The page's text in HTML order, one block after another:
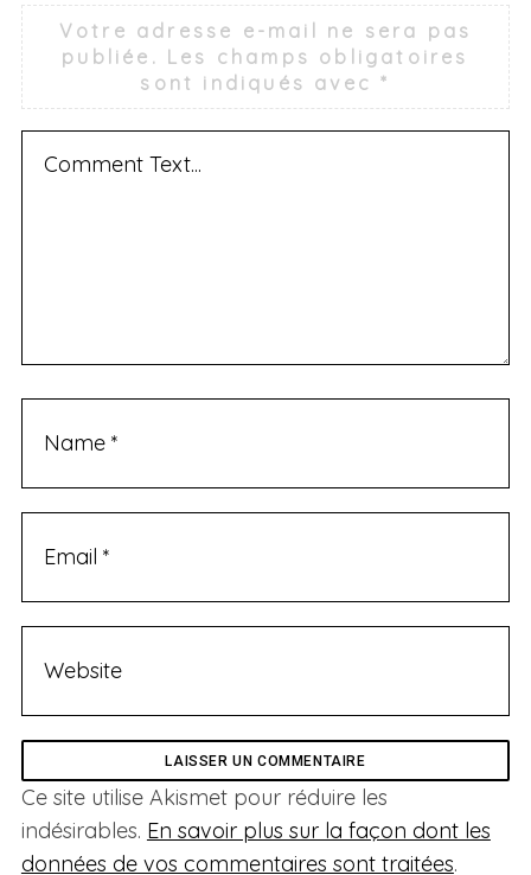
Votre adresse e-mail ne sera pas
publiée. Les champs obligatoires
sont indiqués avec*
Ce site utilise Akismet pour réduire les
indésirables. En savoir plus sur la façon dont les
données de vos commentaires sont traitées.